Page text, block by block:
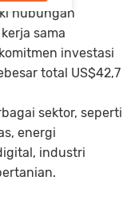
hubungan
sama
investasi
total US$42,7
sektor, seperti
energi
industri